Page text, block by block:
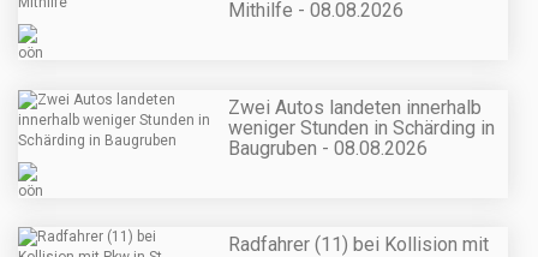
Mithilfe - 08.08.2026
Zwei Autos landeten innerhalb
weniger Stunden in Schärding in
Baugruben - 08.08.2026
Radfahrer (11) bei Kollision mit